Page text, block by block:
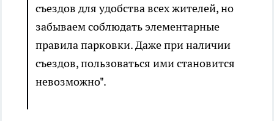
съездов для удобства всех жителей, но
забываем соблюдать элементарные
правила парковки. Даже при наличии
съездов, пользоваться ими становится
невозможно".